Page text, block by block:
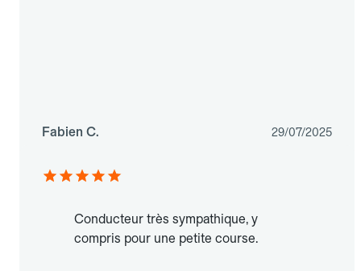
Fabien C. 29/07/2025
Conducteur très sympathique, y
compris pour une petite course.